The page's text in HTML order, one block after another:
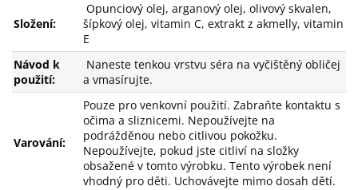
Složení:
Opunciový olej, arganový olej, olivový skvalen,
šípkový olej, vitamin C, extrakt z akmelly, vitamin
E
Návod k
použití:
Naneste tenkou vrstvu séra na vyčištěný obličej
a vmasírujte.
Varování:
Pouze pro venkovní použití. Zabraňte kontaktu s
očima a sliznicemi. Nepoužívejte na
podrážděnou nebo citlivou pokožku.
Nepoužívejte, pokud jste citliví na složky
obsažené v tomto výrobku. Tento výrobek není
vhodný pro děti. Uchovávejte mimo dosah dětí.